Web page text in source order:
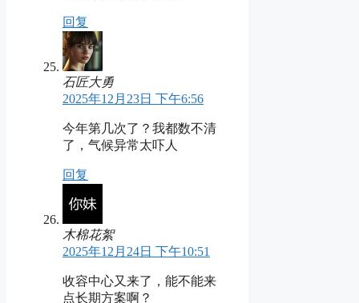
回复
石匠大勇
2025年12月23日 下午6:56
今年第几次了？我都数不清
了，气候异常太吓人
回复
木棉花絮
2025年12月24日 下午10:51
收容中心又来了，能不能来
点长期方案啊？